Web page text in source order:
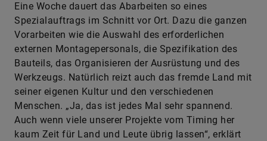
Eine Woche dauert das Abarbeiten so eines
Spezialauftrags im Schnitt vor Ort. Dazu die ganzen
Vorarbeiten wie die Auswahl des erforderlichen
externen Montagepersonals, die Spezifikation des
Bauteils, das Organisieren der Ausrüstung und des
Werkzeugs. Natürlich reizt auch das fremde Land mit
seiner eigenen Kultur und den verschiedenen
Menschen. „Ja, das ist jedes Mal sehr spannend.
Auch wenn viele unserer Projekte vom Timing her
kaum Zeit für Land und Leute übrig lassen“, erklärt